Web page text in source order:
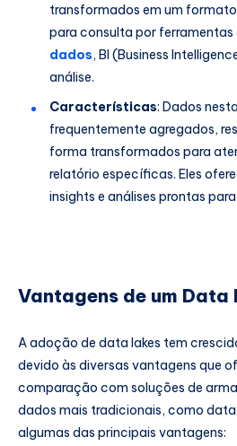
transformados em um
para consulta por ferramentas
dados, BI (Business
análise.
Características: Dados
frequentemente agregados,
forma transformados para
relatório específicas. Eles
insights e análises prontas
Vantagens de um Data
A adoção de data lakes tem
devido às diversas vantagens que
comparação com soluções de
dados mais tradicionais, como data
algumas das principais vantagens: